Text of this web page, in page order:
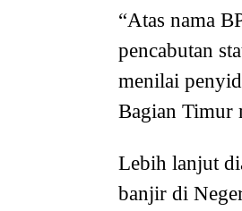
“Atas nama
pencabutan
menilai
Bagian Timur
Lebih lanjut
banjir di